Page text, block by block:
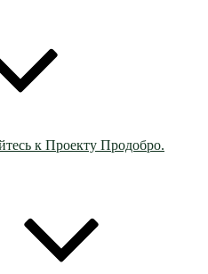
к Проекту Продобро.